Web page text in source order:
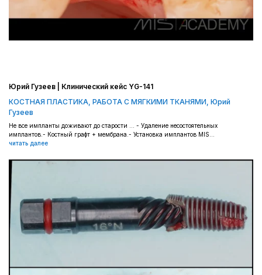
Юрий Гузеев | Клинический кейс YG-141
КОСТНАЯ ПЛАСТИКА, РАБОТА С МЯГКИМИ ТКАНЯМИ, Юрий
Гузеев
Не все импланты доживают до старости ... - Удаление несостоятельных
имплантов.- Костный графт + мембрана.- Установка имплантов MIS...
читать далее